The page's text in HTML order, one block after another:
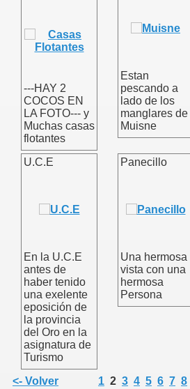
---HAY 2
COCOS EN
LA FOTO--- y
Muchas casas
flotantes
Estan
pescando a
lado de los
manglares de
Muisne
U.C.E
En la U.C.E
antes de
haber tenido
una exelente
eposición de
la provincia
del Oro en la
asignatura de
Turismo
Panecillo
Una hermosa
vista con una
hermosa
Persona
<- Volver
1 2 3 4 5 6 7 8